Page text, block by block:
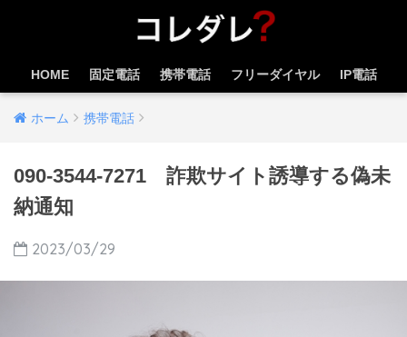
HOME 固定電話 携帯電話 フリーダイヤル IP電話
ホーム 携帯電話
090-3544-7271 詐欺サイト誘導する偽未
納通知
2023/03/29